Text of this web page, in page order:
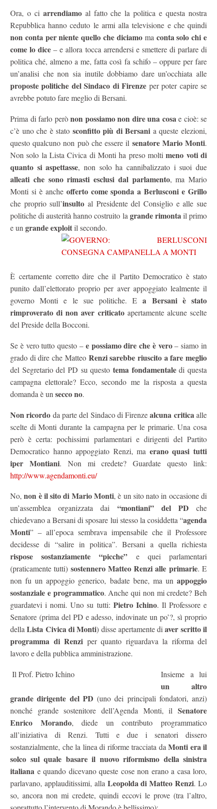
Ora, o ci arrendiamoal fatto che la politica e questa nostra
Repubblica hanno ceduto le armi alla televisione e che quindi
non conta per niente quello che diciamoma conta solo chi e
come lo dice – e allora tocca arrendersi e smettere di parlare di
politica ché, almeno a me, fatta così fa schifo – oppure per fare
un’analisi che non sia inutile dobbiamo dare un’occhiata alle
proposte politiche del Sindaco di Firenze per poter capire se
avrebbe potuto fare meglio di Bersani.
Prima di farlo perònon possiamo non dire una cosa e cioè: se
c’è uno che è stato sconfitto più di Bersani a queste elezioni,
questo qualcuno non può che essere il senatore Mario Monti.
Non solo la Lista Civica di Monti ha preso moltimeno voti di
quanto si aspettasse, non solo ha cannibalizzato i suoi due
alleati che sono rimasti esclusi dal parlamento, ma Mario
Monti si è anche offerto come sponda a Berlusconi e Grillo
che proprio sull’insulto al Presidente del Consiglio e alle sue
politiche di austerità hanno costruito la grande rimonta il primo
e un grande exploitil secondo.
È certamente corretto dire che il Partito Democratico è stato
punito dall’elettorato proprio per aver appoggiato lealmente il
governo Monti e le sue politiche. Ea Bersani è stato
rimproverato di non aver criticatoapertamente alcune scelte
del Preside della Bocconi.
Se è vero tutto questo – e possiamo dire che è vero– siamo in
grado di dire che Matteo Renzi sarebbe riuscito a fare meglio
del Segretario del PD su questo tema fondamentaledi questa
campagna elettorale? Ecco, secondo me la risposta a questa
domanda è un secco no.
Non ricordo da parte del Sindaco di Firenzealcuna critica alle
scelte di Monti durante la campagna per le primarie. Una cosa
però è certa: pochissimi parlamentari e dirigenti del Partito
Democratico hanno appoggiato Renzi, ma erano quasi tutti
iper Montiani. Non mi credete? Guardate questo link:
http://www.agendamonti.eu/
No,non è il sito di Mario Monti, è un sito nato in occasione di
un’assemblea organizzata dai “montiani” del PD che
chiedevano a Bersani di sposare lui stesso la cosiddetta “agenda
Monti” – all’epoca sembrava impensabile che il Professore
decidesse di “salire in politica”. Bersani a quella richiesta
rispose sostanziamente “picche” e quei parlamentari
(praticamente tutti) sostennero Matteo Renzi alle primarie. E
non fu un appoggio generico, badate bene, ma un appoggio
sostanziale e programmatico. Anche qui non mi credete? Beh
guardatevi i nomi. Uno su tutti: Pietro Ichino. Il Professore e
Senatore (prima del PD e adesso, indovinate un po’?, sì proprio
dellaLista Civica di Monti) disse apertamente diaver scritto il
programma di Renzi per quanto riguardava la riforma del
lavoro e della pubblica amministrazione.
Il Prof. Pietro Ichino Insieme a lui
un altro
grande dirigente del PD (uno dei principali fondatori, anzi)
nonché grande sostenitore dell’Agenda Monti, il Senatore
Enrico Morando, diede un contributo programmatico
all’iniziativa di Renzi. Tutti e due i senatori dissero
sostanzialmente, che la linea di riforme tracciata da Monti era il
solco sul quale basare il nuovo riformismo della sinistra
italiana e quando dicevano queste cose non erano a casa loro,
parlavano, applauditissimi, alla Leopolda di Matteo Renzi. Lo
so, ancora non mi credete, quindi eccovi le prove (tra l’altro,